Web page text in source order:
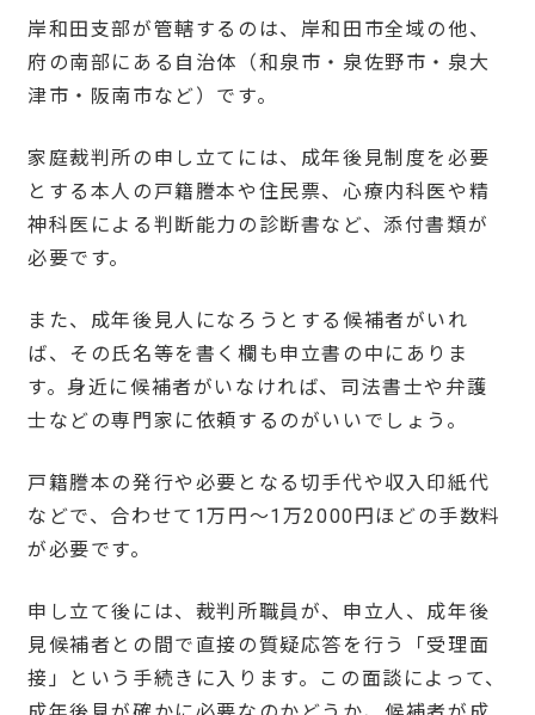
岸和田支部が管轄するのは、岸和田市全域の他、
府の南部にある自治体（和泉市・泉佐野市・泉大
津市・阪南市など）です。
家庭裁判所の申し立てには、成年後見制度を必要
とする本人の戸籍謄本や住民票、心療内科医や精
神科医による判断能力の診断書など、添付書類が
必要です。
また、成年後見人になろうとする候補者がいれ
ば、その氏名等を書く欄も申立書の中にありま
す。身近に候補者がいなければ、司法書士や弁護
士などの専門家に依頼するのがいいでしょう。
戸籍謄本の発行や必要となる切手代や収入印紙代
などで、合わせて1万円～1万2000円ほどの手数料
が必要です。
申し立て後には、裁判所職員が、申立人、成年後
見候補者との間で直接の質疑応答を行う「受理面
接」という手続きに入ります。この面談によって、